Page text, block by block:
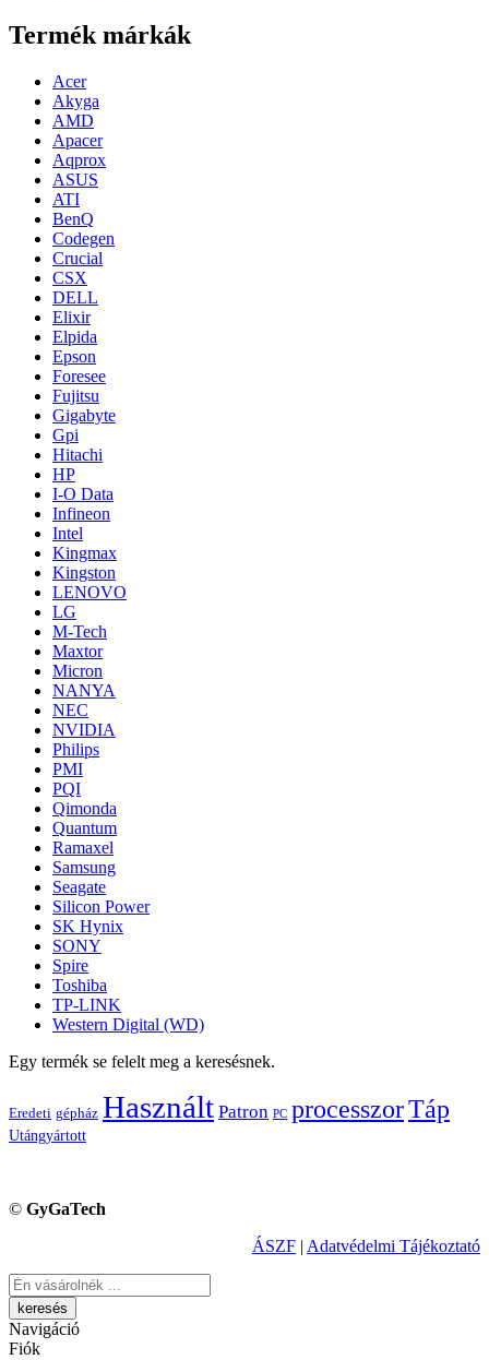
Termék márkák
Acer
Akyga
AMD
Apacer
Aqprox
ASUS
ATI
BenQ
Codegen
Crucial
CSX
DELL
Elixir
Elpida
Epson
Foresee
Fujitsu
Gigabyte
Gpi
Hitachi
HP
I-O Data
Infineon
Intel
Kingmax
Kingston
LENOVO
LG
M-Tech
Maxtor
Micron
NANYA
NEC
NVIDIA
Philips
PMI
PQI
Qimonda
Quantum
Ramaxel
Samsung
Seagate
Silicon Power
SK Hynix
SONY
Spire
Toshiba
TP-LINK
Western Digital (WD)
Egy termék se felelt meg a keresésnek.
Eredeti gépház Használt Patron PC processzorTáp
Utángyártott
© GyGaTech
ÁSZF | Adatvédelmi Tájékoztató
Keresés
Navigáció
Fiók